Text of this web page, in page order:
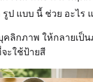
รูป แบบ นี้ ช่วย อะไร
ลิกภาพ ให้กลายเป็น
จะใช้ป้ายสี